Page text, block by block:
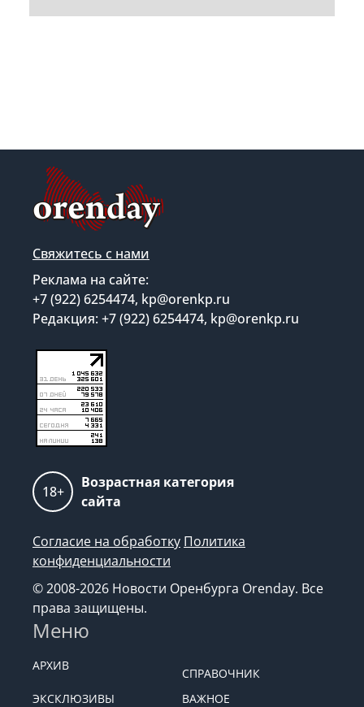
Свяжитесь с нами
Реклама на сайте:
+7 (922) 6254474, kp@orenkp.ru
Редакция: +7 (922) 6254474, kp@orenkp.ru
18+
Возрастная категория
сайта
Согласие на обработку Политика
конфиденциальности
© 2008-2026 Новости Оренбурга Orenday. Все
права защищены.
Меню
АРХИВ
СПРАВОЧНИК
ЭКСКЛЮЗИВЫ
ВАЖНОЕ